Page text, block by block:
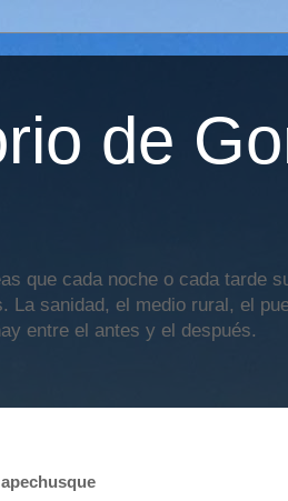
de
que cada noche o cada tarde
La sanidad, el medio rural, el
entre el antes y el después.